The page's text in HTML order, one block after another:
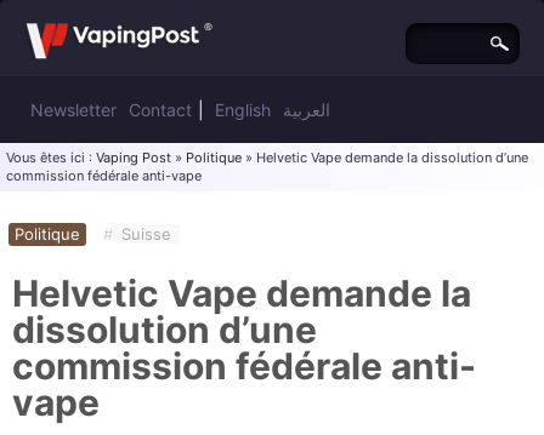
Newsletter Contact English العربية
Vous êtes ici : Vaping Post » Politique » Helvetic Vape demande la dissolution d’une
commission fédérale anti-vape
Politique # Suisse
Helvetic Vape demande la
dissolution d’une
commission fédérale anti-
vape